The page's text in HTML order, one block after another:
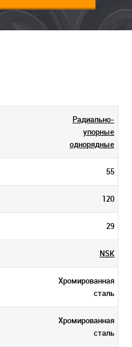
Радиально-
упорные
однорядные
55
120
29
NSK
Хромированная
сталь
Хромированная
сталь